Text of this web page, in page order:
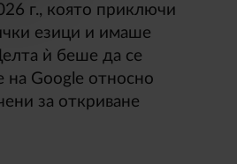
г., която приключи
езици и имаше
ѝ беше да се
на Google относно
за откриване